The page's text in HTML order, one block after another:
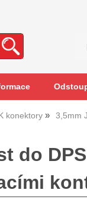
konektory 3,5mm
do